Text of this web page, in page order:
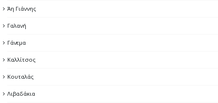
Ηρώο Πεσόντων
Θέατρο Σερίφου
Θόλος
Κάστρο της Γριάς
Κάστρο Χώρας
Κάτω Πίατσα
Άη Γιάννης
Γαλανή
Γάνεμα
Καλλίτσος
Κουταλάς
Λιβαδάκια